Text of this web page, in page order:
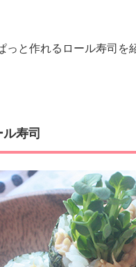
っと作れるロール寿司
寿司